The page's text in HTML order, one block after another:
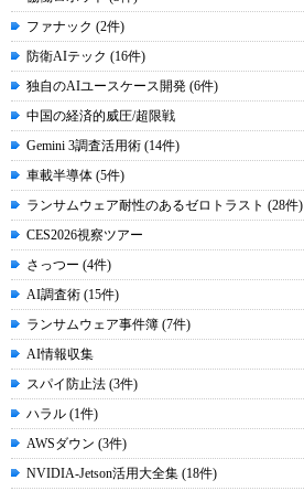
ファナック (2件)
防衛AIテック (16件)
独自のAIユースケース開発 (6件)
中国の経済的威圧/超限戦
Gemini 3調査活用術 (14件)
車載半導体 (5件)
ランサムウェア耐性のあるゼロトラスト (28件)
CES2026視察ツアー
さっつー (4件)
AI調査術 (15件)
ランサムウェア事件簿 (7件)
AI情報収集
スパイ防止法 (3件)
ハラル (1件)
AWSダウン (3件)
NVIDIA-Jetson活用大全集 (18件)